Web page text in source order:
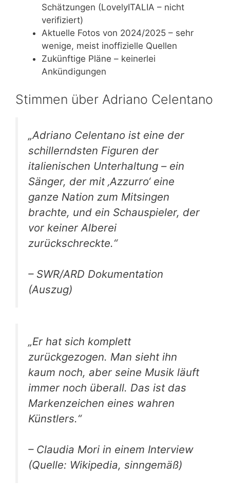
Schätzungen (LovelyITALIA – nicht
verifiziert)
Aktuelle Fotos von 2024/2025 – sehr
wenige, meist inoffizielle Quellen
Zukünftige Pläne – keinerlei
Ankündigungen
Stimmen über Adriano Celentano
„Adriano Celentano ist eine der
schillerndsten Figuren der
italienischen Unterhaltung – ein
Sänger, der mit ‚Azzurro‘ eine
ganze Nation zum Mitsingen
brachte, und ein Schauspieler, der
vor keiner Alberei
zurückschreckte.“
– SWR/ARD Dokumentation
(Auszug)
„Er hat sich komplett
zurückgezogen. Man sieht ihn
kaum noch, aber seine Musik läuft
immer noch überall. Das ist das
Markenzeichen eines wahren
Künstlers.“
– Claudia Mori in einem Interview
(Quelle: Wikipedia, sinngemäß)